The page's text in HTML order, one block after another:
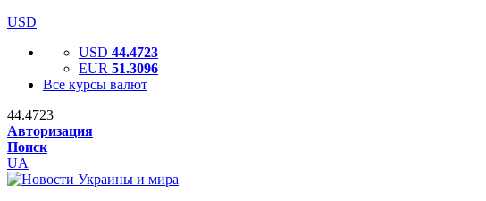
USD
USD 44.4723
EUR 51.3096
Все курсы валют
44.4723
Авторизация
Поиск
UA